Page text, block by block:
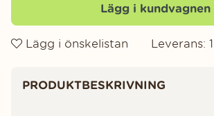
Lägg i kundvagnen
Lägg i önskelistan Leverans:
PRODUKTBESKRIVNING